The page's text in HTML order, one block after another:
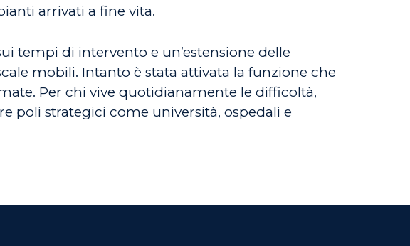
arrivati a fine vita.
tempi di intervento e un’estensione delle
mobili. Intanto è stata attivata la funzione che
Per chi vive quotidianamente le difficoltà,
poli strategici come università, ospedali e